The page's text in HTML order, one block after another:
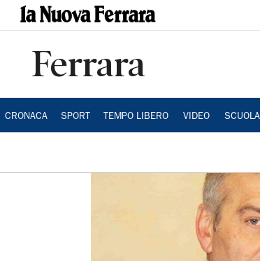
Ferrara
CRONACA SPORT TEMPO LIBERO VIDEO